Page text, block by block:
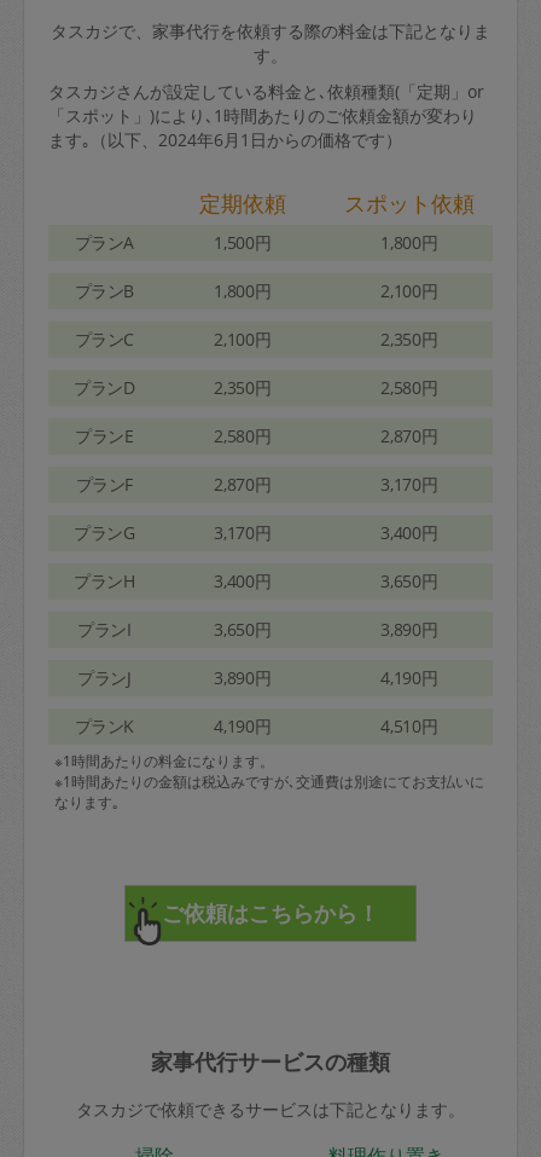
タスカジで、家事代行を依頼する際の料金は下記となりま
す。
タスカジさんが設定している料金と､依頼種類(「定期」or
「スポット」)により､1時間あたりのご依頼金額が変わり
ます｡（以下、2024年6月1日からの価格です）
定期依頼 スポット依頼
プランA 1,500円 1,800円
プランB 1,800円 2,100円
プランC 2,100円 2,350円
プランD 2,350円 2,580円
プランE 2,580円 2,870円
プランF 2,870円 3,170円
プランG 3,170円 3,400円
プランH 3,400円 3,650円
プランI 3,650円 3,890円
プランJ 3,890円 4,190円
プランK 4,190円 4,510円
※1時間あたりの料金になります。
※1時間あたりの金額は税込みですが､交通費は別途にてお支払いに
なります｡
家事代行サービスの種類
タスカジで依頼できるサービスは下記となります。